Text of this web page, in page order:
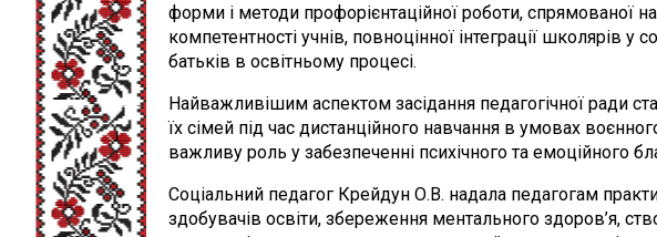
форми і методи профорієнтаційної роботи, спрямованої
компетентності учнів, повноцінної інтеграції школярів у
батьків в освітньому процесі.
Найважливішим аспектом засідання педагогічної ради
їх сімей під час дистанційного навчання в умовах
важливу роль у забезпеченні психічного та емоційного
Соціальний педагог Крейдун О.В. надала педагогам
здобувачів освіти, збереження ментального здоров’я,